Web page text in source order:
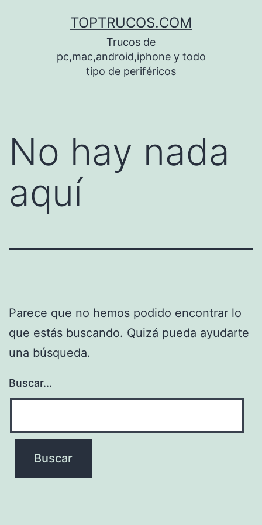
TOPTRUCOS.COM
Trucos de
pc,mac,android,iphone y todo
tipo de periféricos
No hay nada
aquí
Parece que no hemos podido encontrar lo
que estás buscando. Quizá pueda ayudarte
una búsqueda.
Buscar...